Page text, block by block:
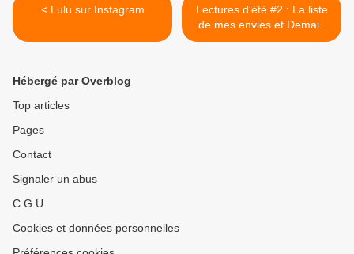
< Lulu sur Instagram
Lectures d'été #2 : La liste
de mes envies et Demain
j'arrête ! >
Hébergé par Overblog
Top articles
Pages
Contact
Signaler un abus
C.G.U.
Cookies et données personnelles